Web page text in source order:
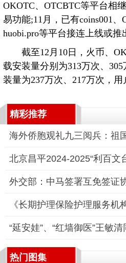
OKOTC、OTCBTC等平台相
易功能;11月，已有coins001、
huobi.pro等平台接连上线或推
截至12月10日，火币、
载安装量分别为313万次、
装量为237万次、217万次，用
精彩推荐
热门图集